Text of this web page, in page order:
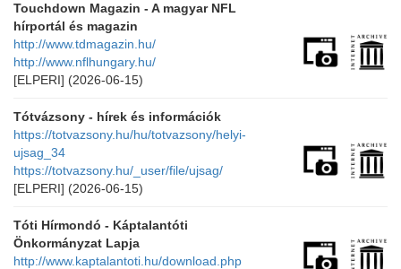
Touchdown Magazin - A magyar NFL
hírportál és magazin
http://www.tdmagazin.hu/
http://www.nflhungary.hu/
[ELPERI] (2026-06-15)
Tótvázsony - hírek és információk
https://totvazsony.hu/hu/totvazsony/helyi-
ujsag_34
https://totvazsony.hu/_user/file/ujsag/
[ELPERI] (2026-06-15)
Tóti Hírmondó - Káptalantóti
Önkormányzat Lapja
http://www.kaptalantoti.hu/download.php